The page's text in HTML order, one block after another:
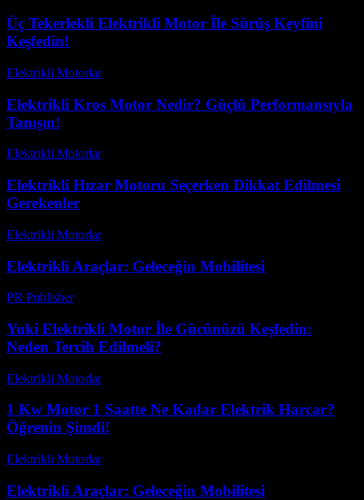
Üç Tekerlekli Elektrikli Motor İle Sürüş Keyfini
Keşfedin!
Elektrikli Motorlar-
Elektrikli Kros Motor Nedir? Güçlü Performansıyla
Tanışın!
Elektrikli Motorlar-
Elektrikli Hızar Motoru Seçerken Dikkat Edilmesi
Gerekenler
Elektrikli Motorlar-
Elektrikli Araçlar: Geleceğin Mobilitesi
PR Publisher-
Yuki Elektrikli Motor İle Gücünüzü Keşfedin:
Neden Tercih Edilmeli?
Elektrikli Motorlar-
1 Kw Motor 1 Saatte Ne Kadar Elektrik Harcar?
Öğrenin Şimdi!
Elektrikli Motorlar-
Elektrikli Araçlar: Geleceğin Mobilitesi